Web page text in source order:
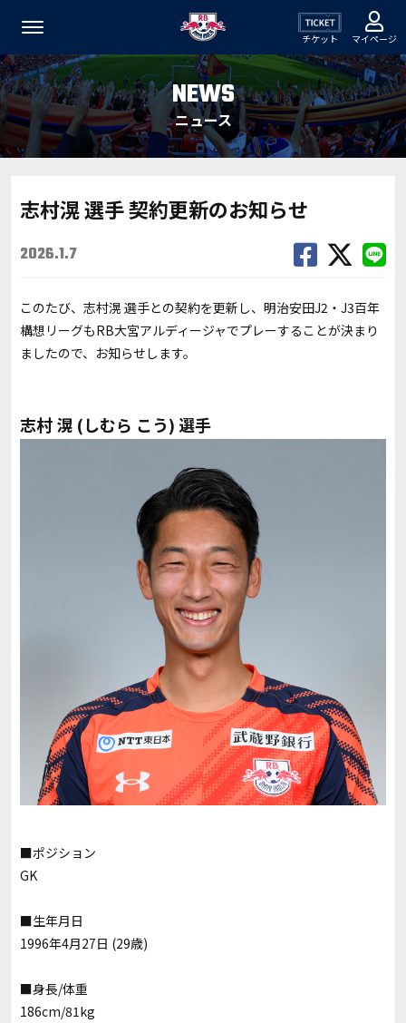
チケット マイページ
NEWS
ニュース
志村滉 選手 契約更新のお知らせ
2026.1.7
このたび、志村滉 選手との契約を更新し、明治安田J2・J3百年
構想リーグもRB大宮アルディージャでプレーすることが決まり
ましたので、お知らせします。
志村 滉 (しむら こう) 選手
■ポジション
GK
■生年月日
1996年4月27日 (29歳)
■身長/体重
186cm/81kg